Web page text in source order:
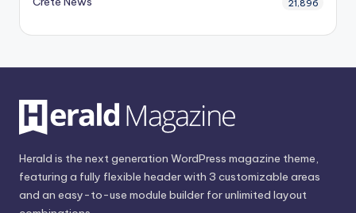
21,896
Herald is the next generation WordPress magazine theme,
featuring a fully flexible header with 3 customizable areas
and an easy-to-use module builder for unlimited layout